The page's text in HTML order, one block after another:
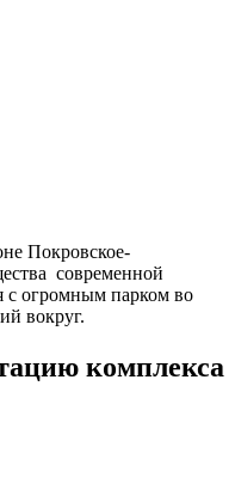
Покровское-
современной
с огромным парком во
вокруг.
комплекса